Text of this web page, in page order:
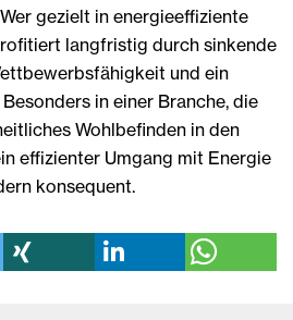
gezielt in energieeffiziente
langfristig durch sinkende
und ein
in einer Branche, die
Wohlbefinden in den
effizienter Umgang mit Energie
konsequent.